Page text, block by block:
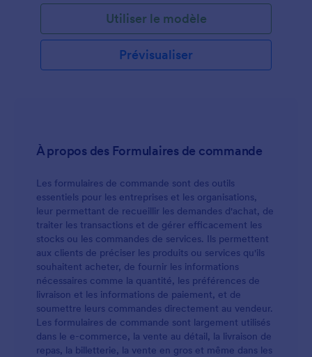
en ligne gratuit, vous pouvez réduire le temps de
contact et recueillir le consentement éclairé, les
signatures électroniques et les antécédents
médicaux en ligne! Commencez par mettre à jour
les termes et conditions pour qu'ils correspondent à
Chaque cabinet médical est différent, alors n'hésitez
consentement en ajoutant votre logo, en modifiant
les polices et les couleurs et en choisissant votre
widget de signature électronique préféré. Assurez-
vous de mettre à niveau la conformité HIPAA pour
protéger les données sensibles sur la santé des
patients. Vous pouvez même convertir
automatiquement les soumissions en PDF, faciles à
télécharger ou à imprimer pour vos archives!
Éliminez les formulaires papier et collectez de
manière transparente les formulaires de
consentement signés sur n'importe quel appareil
grâce au formulaire de consentement au vaccin
COVID-19 gratuit de JotForm.
Utiliser le modèle
Prévisualiser
À propos des Formulaires de commande
Les formulaires de commande sont des outils
essentiels pour les entreprises et les organisations,
leur permettant de recueillir les demandes d'achat, de
traiter les transactions et de gérer efficacement les
stocks ou les commandes de services. Ils permettent
aux clients de préciser les produits ou services qu'ils
souhaitent acheter, de fournir les informations
nécessaires comme la quantité, les préférences de
livraison et les informations de paiement, et de
soumettre leurs commandes directement au vendeur.
Les formulaires de commande sont largement utilisés
dans le e-commerce, la vente au détail, la livraison de
repas, la billetterie, la vente en gros et même dans les